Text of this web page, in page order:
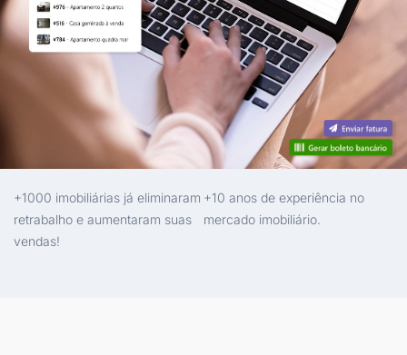
+1000 imobiliárias já eliminaram
retrabalho e aumentaram suas
vendas!
+10 anos de experiência no
mercado imobiliário.